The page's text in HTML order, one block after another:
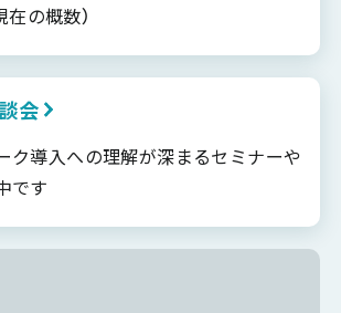
の概数）
会
ク導入への理解が深まるセミナーや
です